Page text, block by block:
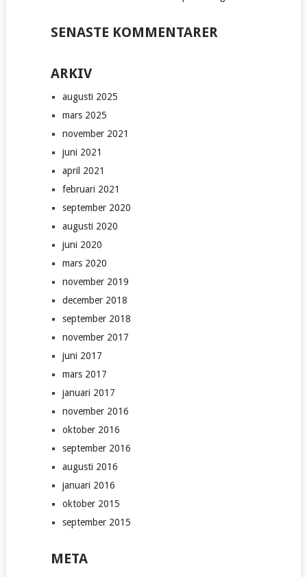
SENASTE KOMMENTARER
ARKIV
augusti 2025
mars 2025
november 2021
juni 2021
april 2021
februari 2021
september 2020
augusti 2020
juni 2020
mars 2020
november 2019
december 2018
september 2018
november 2017
juni 2017
mars 2017
januari 2017
november 2016
oktober 2016
september 2016
augusti 2016
januari 2016
oktober 2015
september 2015
META